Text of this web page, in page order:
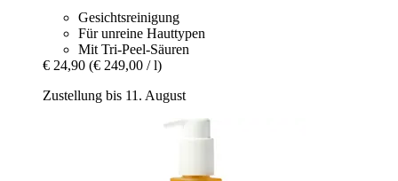
Gesichtsreinigung
Für unreine Hauttypen
Mit Tri-Peel-Säuren
€ 24,90 (€ 249,00 / l)
Zustellung bis 11. August